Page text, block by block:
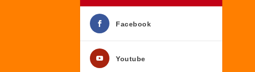
Facebook
Youtube